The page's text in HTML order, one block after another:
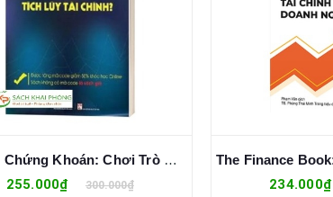
Đầu Tư Chứng Khoán: Chơi Trò May Rủi Hay Tích Lũy Tài Chính - Lâm Minh Chánh
255.000₫ 300.000₫ 234.000₫